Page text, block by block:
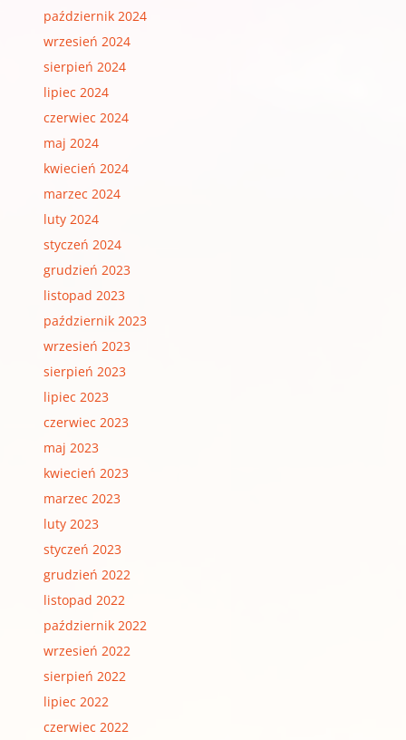
październik 2024
wrzesień 2024
sierpień 2024
lipiec 2024
czerwiec 2024
maj 2024
kwiecień 2024
marzec 2024
luty 2024
styczeń 2024
grudzień 2023
listopad 2023
październik 2023
wrzesień 2023
sierpień 2023
lipiec 2023
czerwiec 2023
maj 2023
kwiecień 2023
marzec 2023
luty 2023
styczeń 2023
grudzień 2022
listopad 2022
październik 2022
wrzesień 2022
sierpień 2022
lipiec 2022
czerwiec 2022